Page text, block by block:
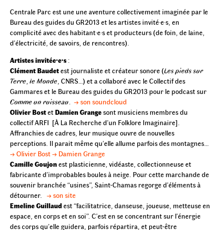
Centrale Parc est une une aventure collectivement imaginée par le
Bureau des guides du GR2013 et les artistes invité·e·s, en
complicité avec des habitant·e·s et producteurs (de foin, de laine,
d’électricité, de savoirs, de rencontres).
Artistes invitée·e·s :
Clément Baudetest journaliste et créateur sonore (Les pieds sur
Terre, le Monde, CNRS…) et a collaboré avec le Collectif des
Gammares et le Bureau des guides du GR2013 pour le podcast sur
Comme un ruisseau. → son soundcloud
Olivier BostetDamien Grangesont musiciens membres du
collectif ARFI [À La Recherche d’un Folklore Imaginaire].
Affranchies de cadres, leur musique ouvre de nouvelles
perceptions. Il parait même qu’elle allume parfois des montagnes…
→ Olivier Bost→ Damien Grange
Camille Goujonest plasticienne, vidéaste, collectionneuse et
fabricante d’improbables boules à neige. Pour cette marchande de
souvenir branchée “usines”, Saint-Chamas regorge d’éléments à
détourner. → son site
Emeline Guillaudest “facilitatrice, danseuse, joueuse, metteuse en
espace, en corps et en soi”. C’est en se concentrant sur l’énergie
des corps qu’elle guidera, parfois répartira, et peut-être